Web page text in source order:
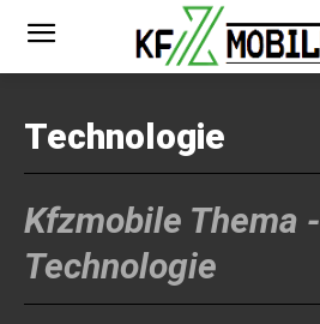
Technologie
Kfzmobile Thema -
Technologie